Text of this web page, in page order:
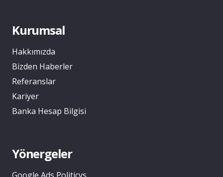
Kurumsal
Hakkımızda
Bizden Haberler
Referanslar
Kariyer
Banka Hesap Bilgisi
Yönergeler